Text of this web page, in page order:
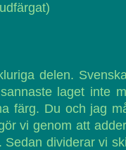
delen.
laget inte
färg. Du och jag
vi genom att
Sedan dividerar vi